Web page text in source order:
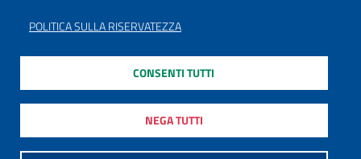
PRIVACY POLICY
NOTE LEGALI
MAPPA DEL SITO
MODULISTICA
POLITICA SULLA RISERVATEZZA
NEGA TUTTI
CONSENTI TUTTI